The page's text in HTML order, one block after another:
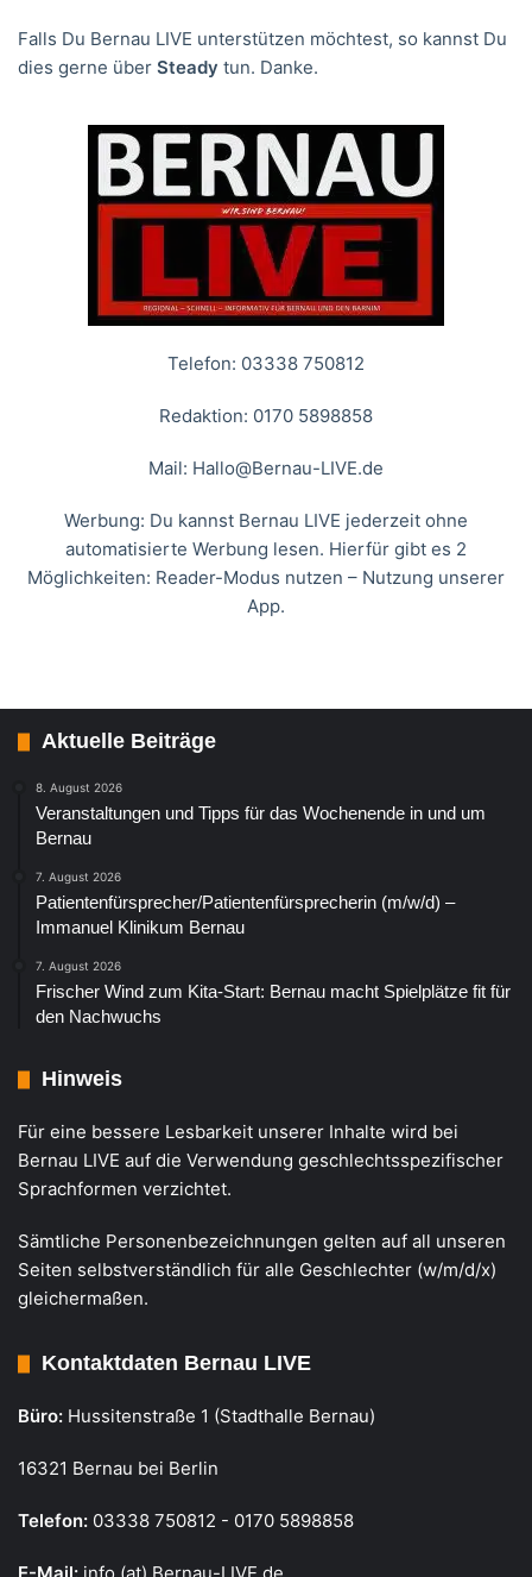
Falls Du Bernau LIVE unterstützen möchtest, so kannst Du
dies gerne über Steady tun. Danke.
Telefon: 03338 750812
Redaktion: 0170 5898858
Mail: Hallo@Bernau-LIVE.de
Werbung: Du kannst Bernau LIVE jederzeit ohne
automatisierte Werbung lesen. Hierfür gibt es 2
Möglichkeiten: Reader-Modus nutzen – Nutzung unserer
App.
Aktuelle Beiträge
8. August 2026
Veranstaltungen und Tipps für das Wochenende in und um
Bernau
7. August 2026
Patientenfürsprecher/Patientenfürsprecherin (m/w/d) –
Immanuel Klinikum Bernau
7. August 2026
Frischer Wind zum Kita-Start: Bernau macht Spielplätze fit für
den Nachwuchs
Hinweis
Für eine bessere Lesbarkeit unserer Inhalte wird bei
Bernau LIVE auf die Verwendung geschlechtsspezifischer
Sprachformen verzichtet.
Sämtliche Personenbezeichnungen gelten auf all unseren
Seiten selbstverständlich für alle Geschlechter (w/m/d/x)
gleichermaßen.
Kontaktdaten Bernau LIVE
Büro: Hussitenstraße 1 (Stadthalle Bernau)
16321 Bernau bei Berlin
Telefon: 03338 750812 - 0170 5898858